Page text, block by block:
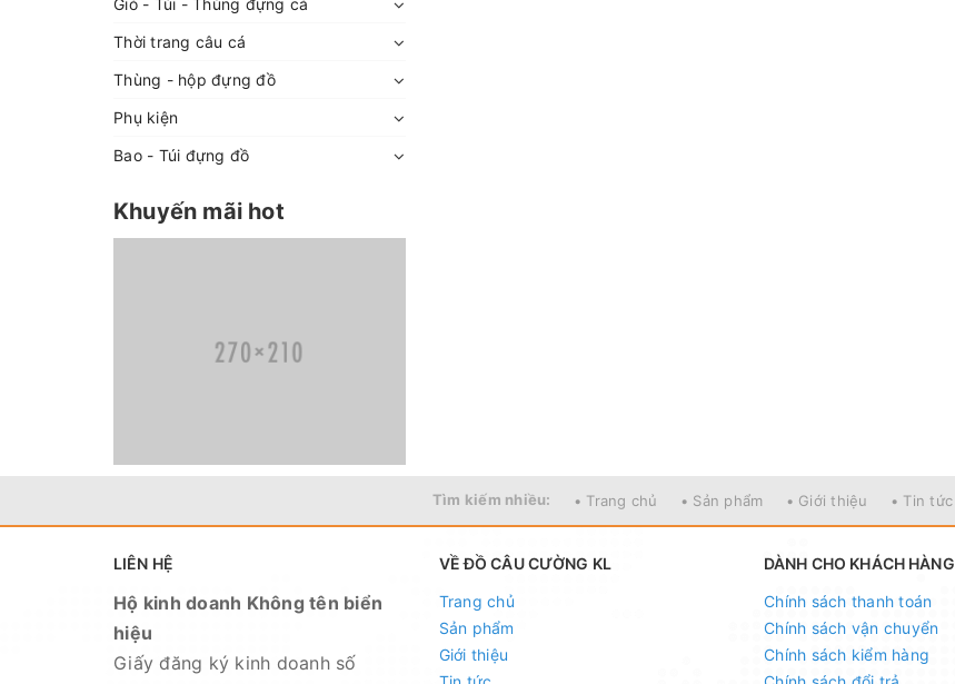
Giỏ - Túi - Thùng đựng cá
Thời trang câu cá
Thùng - hộp đựng đồ
Phụ kiện
Bao - Túi đựng đồ
Khuyến mãi hot
Tìm kiếm nhiều: • Trang chủ • Sản phẩm • Giới thiệu • Tin tức
LIÊN HỆ
Hộ kinh doanh Không tên biển
hiệu
Giấy đăng ký kinh doanh số
VỀ ĐỒ CÂU CƯỜNG KL
Trang chủ
Sản phẩm
Giới thiệu
DÀNH CHO KHÁCH HÀNG
Chính sách thanh toán
Chính sách vận chuyển
Chính sách kiểm hàng